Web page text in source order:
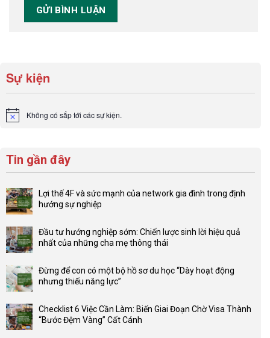
Sự kiện
Notice Không có sắp tới các sự kiện.
Tin gần đây
Lợi thế 4F và sức mạnh của network gia đình trong định
hướng sự nghiệp
bình
luận
Lợi
thế
sức
mạnh
Đầu tư hướng nghiệp sớm: Chiến lược sinh lời hiệu quả
nhất của những cha mẹ thông thái
bình
luận
Đầu
tư
Đừng để con có một bộ hồ sơ du học “Dày hoạt động
nhưng thiếu năng lực”
bình
luận
Checklist 6 Việc Cần Làm: Biến Giai Đoạn Chờ Visa Thành
“Bước Đệm Vàng” Cất Cánh